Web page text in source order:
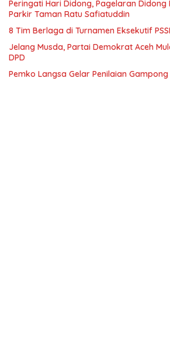
Peringati Hari Didong, Pagelaran Didong
Parkir Taman Ratu Safiatuddin
8 Tim Berlaga di Turnamen Eksekutif
Jelang Musda, Partai Demokrat Aceh
DPD
Pemko Langsa Gelar Penilaian